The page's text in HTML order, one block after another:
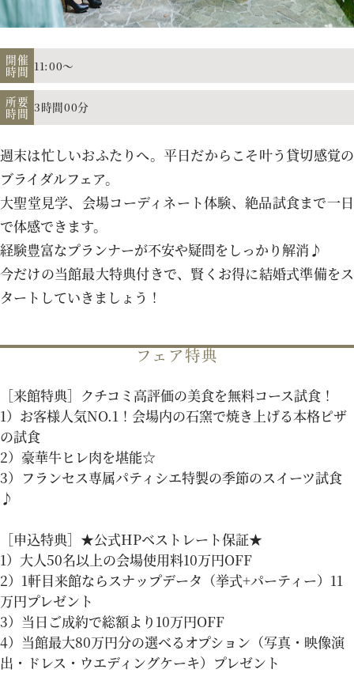
よくあるご質問
お電話でのご予約・お問い合わせ
TEL.011-633-1111
平日 11:00-19:00、土日祝 10:00-19:00
プロポーズご検討の方はこちら
来店予約 オンライン相談
資料請求
開催
時間 11:00～
所要
時間 3時間00分
週末は忙しいおふたりへ。平日だからこそ叶う貸切感覚の
ブライダルフェア。
大聖堂見学、会場コーディネート体験、絶品試食まで一日
で体感できます。
経験豊富なプランナーが不安や疑問をしっかり解消♪
今だけの当館最大特典付きで、賢くお得に結婚式準備をス
タートしていきましょう！
フェア特典
［来館特典］クチコミ高評価の美食を無料コース試食！
1）お客様人気NO.1！会場内の石窯で焼き上げる本格ピザ
の試食
2）豪華牛ヒレ肉を堪能☆
3）フランセス専属パティシエ特製の季節のスイーツ試食
♪
［申込特典］★公式HPベストレート保証★
1）大人50名以上の会場使用料10万円OFF
2）1軒目来館ならスナップデータ（挙式+パーティー）11
万円プレゼント
3）当日ご成約で総額より10万円OFF
4）当館最大80万円分の選べるオプション（写真・映像演
出・ドレス・ウエディングケーキ）プレゼント